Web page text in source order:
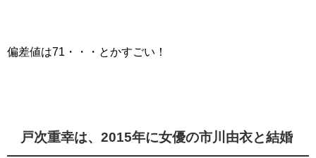
偏差値は71・・・とかすごい！
戸次重幸は、2015年に女優の市川由衣と結婚